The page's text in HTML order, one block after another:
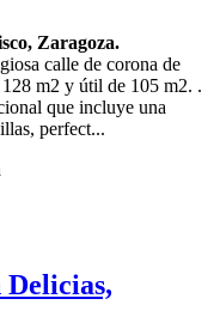
Zaragoza.
calle de corona de
m2 y útil de 105 m2. .
que incluye una
perfect...
Delicias,